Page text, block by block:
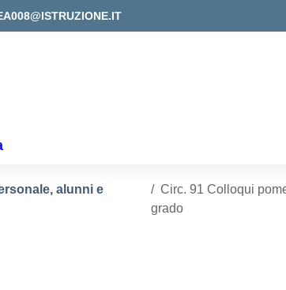
alunni e
Circ. 91 Colloqui
grado